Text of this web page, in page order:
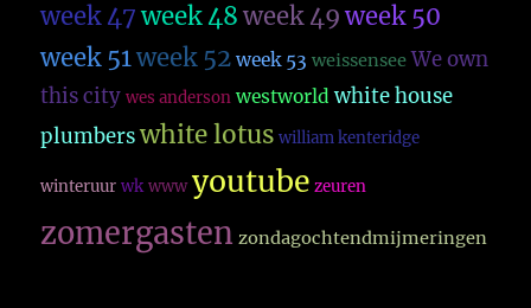
week 47 week 48 week 49 week 50
week 51week 52 week 53 weissensee We own
this city wes anderson westworld white house
plumbers white lotus william kenteridge
winteruur wk www youtube zeuren
zomergasten zondagochtendmijmeringen